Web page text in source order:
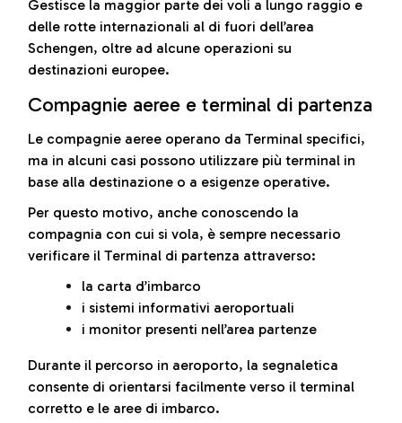
Gestisce la maggior parte dei voli a lungo raggio e
delle rotte internazionali al di fuori dell’area
Schengen, oltre ad alcune operazioni su
destinazioni europee.
Compagnie aeree e terminal di partenza
Le compagnie aeree operano da Terminal specifici,
ma in alcuni casi possono utilizzare più terminal in
base alla destinazione o a esigenze operative.
Per questo motivo, anche conoscendo la
compagnia con cui si vola, è sempre necessario
verificare il Terminal di partenza attraverso:
la carta d’imbarco
i sistemi informativi aeroportuali
i monitor presenti nell’area partenze
Durante il percorso in aeroporto, la segnaletica
consente di orientarsi facilmente verso il terminal
corretto e le aree di imbarco.